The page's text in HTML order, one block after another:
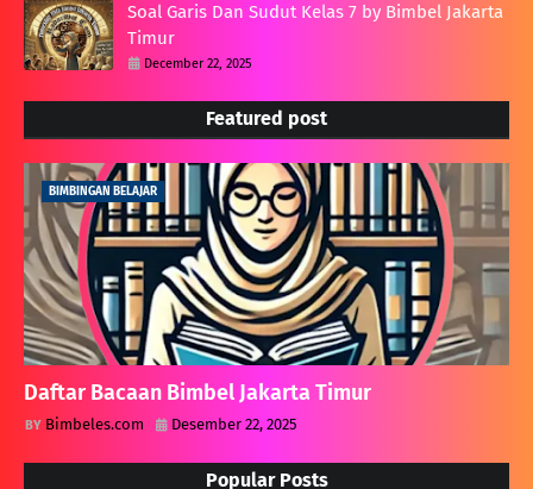
Soal Garis Dan Sudut Kelas 7 by Bimbel Jakarta
Timur
December 22, 2025
Featured post
BIMBINGAN BELAJAR
Daftar Bacaan Bimbel Jakarta Timur
Bimbeles.com Desember 22, 2025
Popular Posts